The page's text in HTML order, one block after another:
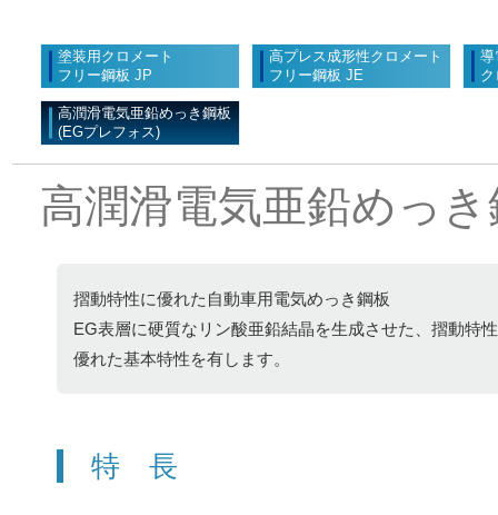
塗装用クロメート
フリー鋼板 JP
高プレス成形性クロメート
フリー鋼板 JE
高潤滑電気亜鉛めっき鋼板
(EGプレフォス)
高潤滑電気亜鉛めっ
摺動特性に優れた自動車用電気めっき鋼板
EG表層に硬質なリン酸亜鉛結晶を生成させた、摺動特
優れた基本特性を有します。
特 長